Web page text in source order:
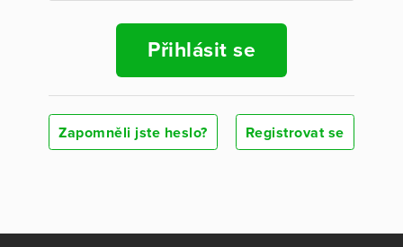
Přihlásit se
Zapomněli jste heslo? Registrovat se